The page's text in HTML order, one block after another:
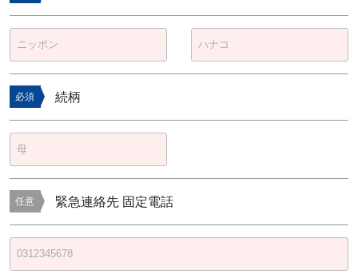
必須 続柄
任意 緊急連絡先 固定電話